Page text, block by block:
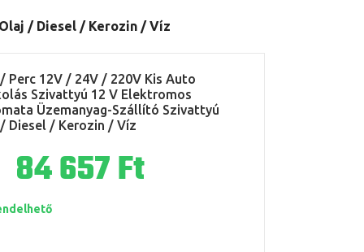
/ Diesel / Kerozin / Víz
Perc 12V / 24V / 220V Kis Auto
Szivattyú 12 V Elektromos
Üzemanyag-Szállító Szivattyú
Diesel / Kerozin / Víz
Ft